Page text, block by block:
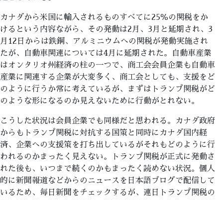
カナダから米国に輸入されるものすべてに25％の関税をか
けるという内容ながら、その発動は2月、3月と延期され、3
月12日からは鉄鋼、アルミニウムへの関税が発動実施され
たが、自動車関連については4月に延期された。自動車産業
はオンタリオ州経済の柱の一つで、商工会会員企業も自動車
産業に関連する企業が大変多く、商工会としても、支援をど
のように行うか常に考えているが、まずはトランプ関税がど
のような形になるのか見えないために行動がとれない。
こうした状況は会員企業でも同様だと思われる。カナダ政府
からもトランプ関税に対抗する国策と同時にカナダ国内経
済、企業への支援策を打ち出しているがそれもどのように行
われるのかまったく見えない。トランプ関税が正式に発動さ
れた後も、いつまで続くのかもまったく読めない状況。個人
的に新聞報道などからのニュースを日本語ブログで配信して
いるため、毎日新聞をチェックするが、連日トランプ関税の